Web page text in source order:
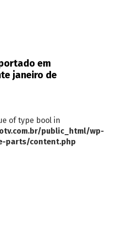
em
janeiro de
of type bool in
public_html/wp-
parts/content.php